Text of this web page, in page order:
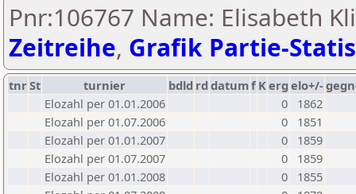
Pnr:106767 Name: Elisabeth
Zeitreihe, Grafik Partie-
tnrSt turnier bdld rd datumf Kerg elo+/-
Elozahl per 01.01.2006
0
1862
Elozahl per 01.07.2006
0
1851
Elozahl per 01.01.2007
0
1859
Elozahl per 01.07.2007
0
1859
Elozahl per 01.01.2008
0
1855